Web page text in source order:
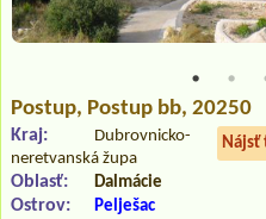
Postup, Postup bb, 20250
Nájsť
Kraj:
Dubrovnicko-
neretvanská župa
Oblasť: Dalmácie
Ostrov: Pelješac